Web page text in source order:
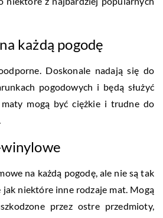
każdą pogodę
Doskonale nadają się do
pogodowych i będą służyć
mogą być ciężkie i trudne do
na każdą pogodę, ale nie są tak
niektóre inne rodzaje mat. Mogą
przez ostre przedmioty,